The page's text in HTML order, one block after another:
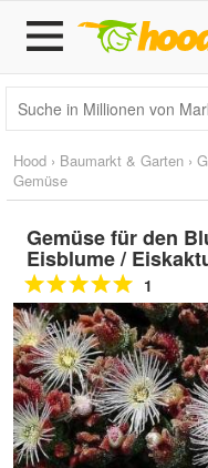
Hood › Baumarkt & Garten ›
Gemüse
Gemüse für den
Eisblume /
1